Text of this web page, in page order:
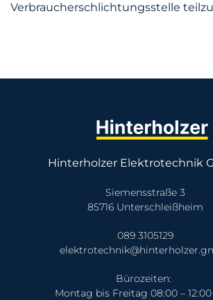
Verbraucherschlichtungsstelle
Hinterholzer Elektrotechnik
Siemensstraße 3
85716 Unterschleißheim
089 3105129
Bürozeiten:
Montag bis Freitag 08:00 –